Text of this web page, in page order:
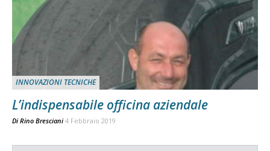
INNOVAZIONI TECNICHE
L’indispensabile officina aziendale
Di Rino Bresciani 4 Febbraio 2019